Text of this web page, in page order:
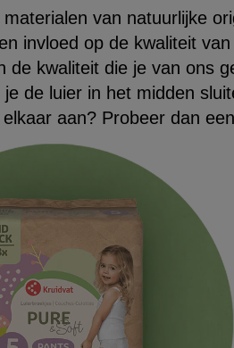
van natuurlijke
invloed op de kwaliteit
de kwaliteit die je van ons
de luier in het midden
aan? Probeer dan